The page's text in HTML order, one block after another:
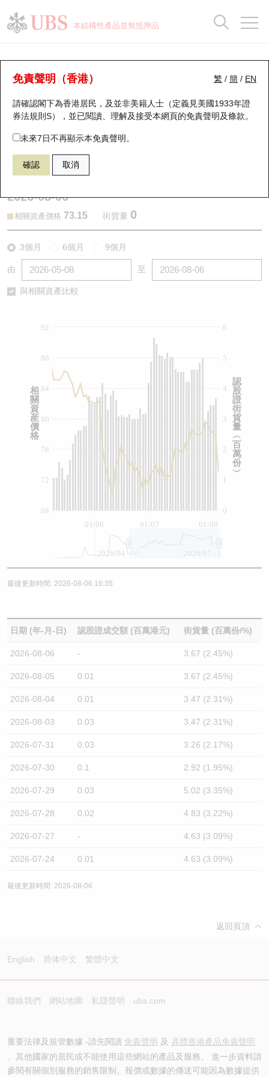
本結構性產品並無抵押品
繁 / 簡 / EN
免責聲明（香港）
請確認閣下為香港居民，及並非美籍人士（定義見美國1933年證
券法規則S），並已閱讀、理解及接受本網頁的免責聲明及條款。
未來7日不再顯示本免責聲明。
確認 取消
認股證分析儀
表現 街貨統計 比較
26082 瑞銀認購 1299 友邦保險
2026-08-06
相關資產價格 73.15 街貨量 0
3個月 6個月 9個月
由 至
與相關資產比較
01/07
01/06 01/08
0
5
1
2
3
4
6
68
72
76
80
84
88
92
2026/04 2026/07
認
股
證
街
貨
量
︵
百
萬
份
︶
相
關
資
産
價
格
最後更新時間: 2026-08-06 16:35
日期 (年-月-日) 認股證成交額 (百萬港元) 街貨量 (百萬份/%)
2026-08-06 - 3.67 (2.45%)
2026-08-05 0.01 3.67 (2.45%)
2026-08-04 0.01 3.47 (2.31%)
2026-08-03 0.03 3.47 (2.31%)
2026-07-31 0.03 3.26 (2.17%)
2026-07-30 0.1 2.92 (1.95%)
2026-07-29 0.03 5.02 (3.35%)
2026-07-28 0.02 4.83 (3.22%)
2026-07-27 - 4.63 (3.09%)
2026-07-24 0.01 4.63 (3.09%)
最後更新時間: 2026-08-06
返回頁頂
English 简体中文 繁體中文
聯絡我們 網站地圖 私隱聲明 ubs.com
重要法律及規管數據 -請先閱讀 免責聲明 及 具體香港產品免責聲明
。其他國家的居民或不能使用這些網站的產品及服務。 進一步資料請
參閱有關個別服務的銷售限制。報價或數據的傳送可能因為數據提供
瑞銀認股證一覽
新發行瑞銀認股證
即將到期認股證
認股證到期結算價查詢
認股證分析儀
認股證/牛熊證日誌
街貨統計
比較
牛熊全景快搜
牛熊證搜尋
牛熊證街貨分佈圖
正股牛熊證列表
新發行瑞銀牛熊證
牛熊證到期結算價查詢
牛熊證文件及公告
牛熊證文件及公告 (瑞信)
街貨統計
比較
十大升幅/跌幅
十大認股證成交分佈
十天股證佔大市成交
資金流
街貨統計
正股分析儀
二十大活躍股份
恒指成份股
國指成份股
科指成份股
中資ETFs溢價比較
收市競價變化
持股比重
顯示所有持股比重
每月輪證大市專題
輪證專欄
講座及教育短片
認股證投資者教育
牛熊證投資者教育